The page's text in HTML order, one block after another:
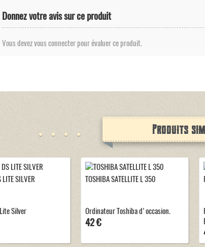
Donnez votre avis sur ce produit
Vous devez vous connecter pour évaluer ce produit.
Produits
SILVER
Silver
TOSHIBA SATELLITE L 350
Ordinateur Toshiba d'occasion.
42 €